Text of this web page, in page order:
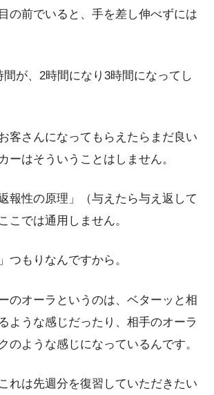
の前でいると、手を差し伸べずには
間が、2時間になり3時間になってし
客さんになってもらえたらまだ良い
ーはそういうことはしません。
報性の原理」（与えたら与え返して
こでは通用しません。
つもりなんですから。
のオーラというのは、ベターッと相
ような感じだったり、相手のオーラ
のような感じになっているんです。
れは先週分を復習していただきたい